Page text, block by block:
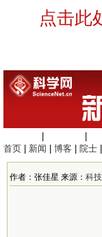
点击此
首页
新闻 博客 院士
作者：张佳星 来源： 科